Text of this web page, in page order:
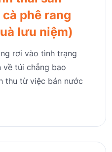
phê rang
lưu niệm)
rơi vào tình trạng
về túi chẳng bao
thu từ việc bán nước